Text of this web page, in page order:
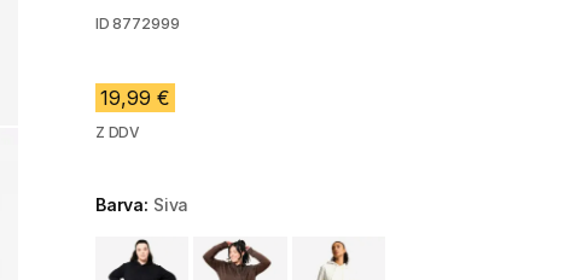
ID 8772999
19,99 €
Z DDV
Barva: Siva
Choose a variant